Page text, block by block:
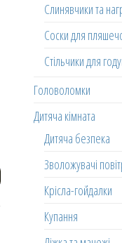
Слинявчики та
Соски для
Стільчики для
Головоломки
Дитяча кімната
Дитяча безпека
Зволожувачі
Крісла-гойдалки
Купання